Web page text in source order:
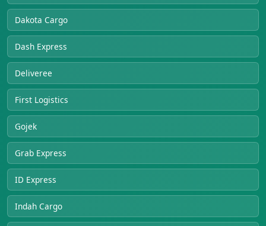
Dakota Cargo
Dash Express
Deliveree
First Logistics
Gojek
Grab Express
ID Express
Indah Cargo